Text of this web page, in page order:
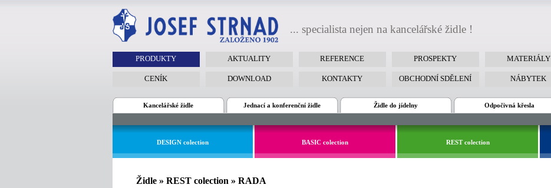
... specialista nejen na kancelářské židle !
PRODUKTY AKTUALITY REFERENCE PROSPEKTY MATERIÁLY
CENÍK DOWNLOAD KONTAKTY OBCHODNÍ SDĚLENÍ NÁBYTEK
Kancelářské židle Jednací a konferenční židle Židle do jídelny Odpočivná křesla
DESIGN colection BASIC colection REST colection
Židle » REST colection » RADA